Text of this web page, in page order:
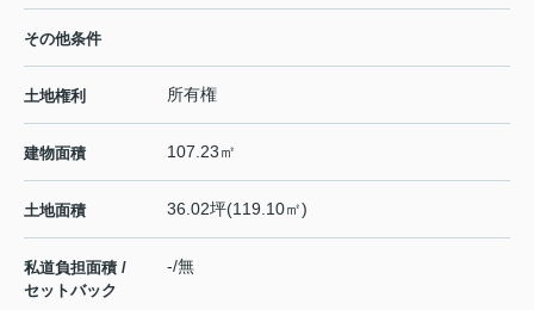
その他条件
土地権利 所有権
建物面積 107.23㎡
土地面積 36.02坪(119.10㎡)
私道負担面積 /
セットバック
-/無